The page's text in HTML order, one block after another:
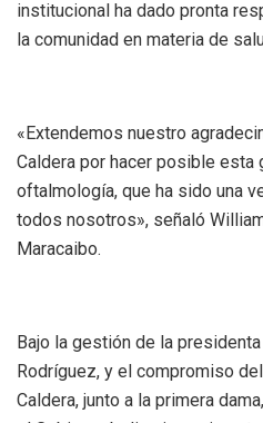
institucional ha dado pronta
la comunidad en materia de
«Extendemos nuestro
Caldera por hacer posible esta
oftalmología, que ha sido una
todos nosotros», señaló
Maracaibo.
Bajo la gestión de la
Rodríguez, y el compromiso
Caldera, junto a la primera